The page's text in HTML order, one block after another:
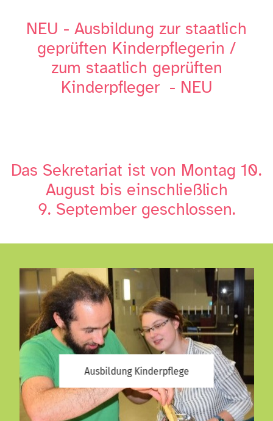
NEU - Ausbildung zur staatlich
geprüften Kinderpflegerin /
zum staatlich geprüften
Kinderpfleger - NEU
Das Sekretariat ist von Montag 10.
August bis einschließlich
9. September geschlossen.
Ausbildung Kinderpflege